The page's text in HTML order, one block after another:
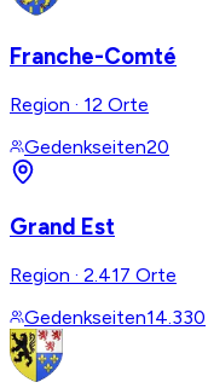
Franche-Comté
Region · 12 Orte
Gedenkseiten20
Grand Est
Region · 2.417 Orte
Gedenkseiten14.330